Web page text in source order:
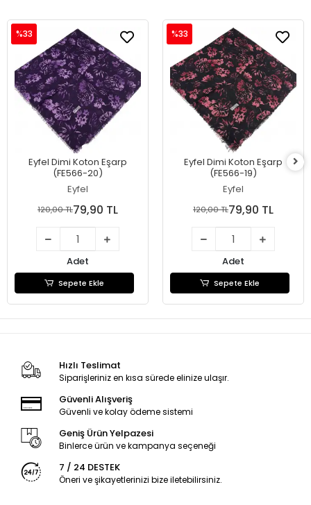
Eyfel Dimi Koton Eşarp
(FE566-20)
Eyfel
%33
120,00 TL79,90 TL
Adet
Sepete Ekle
Eyfel Dimi Koton Eşarp
(FE566-19)
Eyfel
%33
120,00 TL79,90 TL
Adet
Sepete Ekle
Hızlı Teslimat
Siparişleriniz en kısa sürede elinize ulaşır.
Güvenli Alışveriş
Güvenli ve kolay ödeme sistemi
Geniş Ürün Yelpazesi
Binlerce ürün ve kampanya seçeneği
7 / 24 DESTEK
Öneri ve şikayetlerinizi bize iletebilirsiniz.